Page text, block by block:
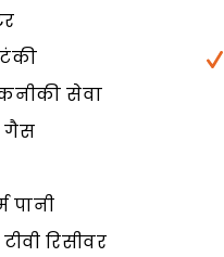
सेवा
गैस
पानी
रिसीवर